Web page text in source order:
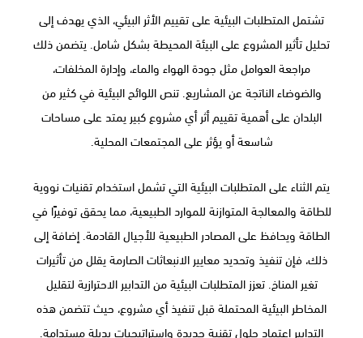
تشتمل المتطلبات البيئية على تقييم الأثر البيئي، الذي يهدف إلى
تحليل تأثير المشروع على البيئة المحيطة بشكل شامل. يتضمن ذلك
مراجعة العوامل مثل جودة الهواء والماء، وإدارة المخلفات،
والضوضاء الناتجة عن المشاريع. تنص اللوائح البيئية في كثير من
البلدان على أهمية تقييم أثر أي مشروع كبير يمتد على مساحات
شاسعة أو يؤثر على المجتمعات المحلية.
يتم الثناء على المتطلبات البيئية التي تشمل استخدام تقنيات نووية
للطاقة والمعالجة المتوازنة للموارد الطبيعية، مما يحقق توفيرًا في
الطاقة ويحافظ على المصادر الطبيعية للأجيال القادمة. إضافة إلى
ذلك، فإن تنفيذ وتحديد معايير الانبعاثات الصارمة يقلل من تأثيرات
تغير المناخ. تعزز المتطلبات البيئية من التدابير الاحترازية لتقليل
المخاطر البيئية المحتملة قبل تنفيذ أي مشروع، حيث تتضمن هذه
التدابير اعتماد حلول تقنية جديدة واستراتيجيات بديلة مستدامة.